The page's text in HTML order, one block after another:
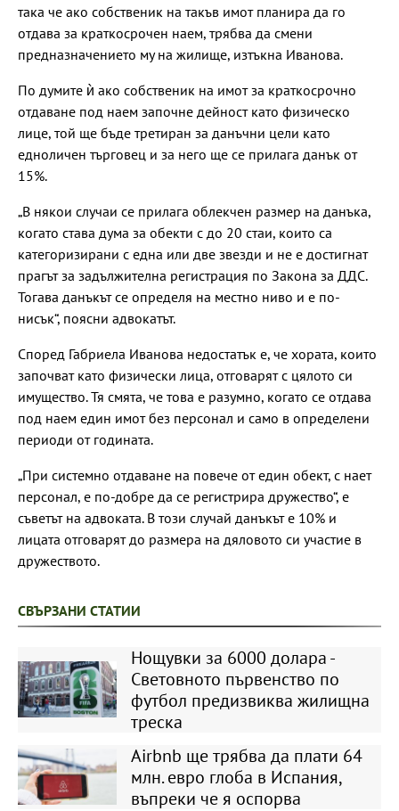
така че ако собственик на такъв имот планира да го
отдава за краткосрочен наем, трябва да смени
предназначението му на жилище, изтъкна Иванова.
По думите ѝ ако собственик на имот за краткосрочно
отдаване под наем започне дейност като физическо
лице, той ще бъде третиран за данъчни цели като
едноличен търговец и за него ще се прилага данък от
15%.
„В някои случаи се прилага облекчен размер на данъка,
когато става дума за обекти с до 20 стаи, които са
категоризирани с една или две звезди и не е достигнат
прагът за задължителна регистрация по Закона за ДДС.
Тогава данъкът се определя на местно ниво и е по-
нисък“, поясни адвокатът.
Според Габриела Иванова недостатък е, че хората, които
започват като физически лица, отговарят с цялото си
имущество. Тя смята, че това е разумно, когато се отдава
под наем един имот без персонал и само в определени
периоди от годината.
„При системно отдаване на повече от един обект, с нает
персонал, е по-добре да се регистрира дружество“, е
съветът на адвоката. В този случай данъкът е 10% и
лицата отговарят до размера на дяловото си участие в
дружеството.
СВЪРЗАНИ СТАТИИ
Нощувки за 6000 долара -
Световното първенство по
футбол предизвиква жилищна
треска
Airbnb ще трябва да плати 64
млн. евро глоба в Испания,
въпреки че я оспорва